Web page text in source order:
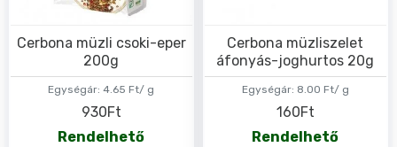
Egységár: 4.65 Ft/ g
Cerbona müzli csoki-eper
200g
930Ft
Rendelhető
Egységár: 8.00 Ft/ g
Cerbona müzliszelet
áfonyás-joghurtos 20g
160Ft
Rendelhető